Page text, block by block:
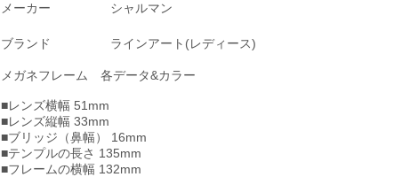
メーカー シャルマン
ブランド ラインアート(レディース)
メガネフレーム 各データ&カラー
■レンズ横幅 51mm
■レンズ縦幅 33mm
■ブリッジ（鼻幅） 16mm
■テンプルの長さ 135mm
■フレームの横幅 132mm